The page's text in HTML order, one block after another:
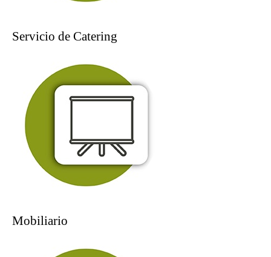
Servicio de Catering
Mobiliario